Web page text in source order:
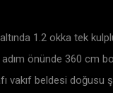
1.2 okka tek
önünde 360 cm
vakıf beldesi doğusu